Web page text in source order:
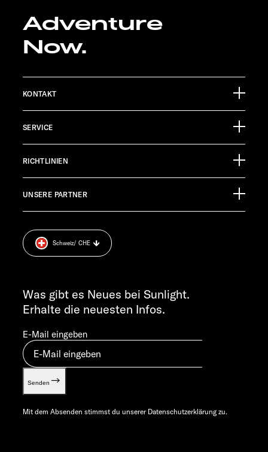
Adventure
Now.
KONTAKT
Ölmühlestraße 6
88299 Leutkirch
Germany
TECHNISCHER KUNDENDIENST
service@service.sunlight.de
MO-DO 7:30 – 12:00 UND 13:00 – 16:00 UHR
FR 7:30 – 12:00 UHR
info@sunlight.de
SERVICE
Infomaterial
Anschlussgarantie
RICHTLINIEN
Impressum
Sicherheitshinweis
Cookie Consent
UNSERE PARTNER
Was gibt es Neues bei Sunlight.
Erhalte die neuesten Infos.
E-Mail eingeben
Senden
Mit dem Absenden stimmst du unserer Datenschutzerklärung zu.
Schweiz/ CHE